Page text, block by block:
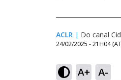
ACLR | Do canal
24/02/2025 - 21H04
A+ A-